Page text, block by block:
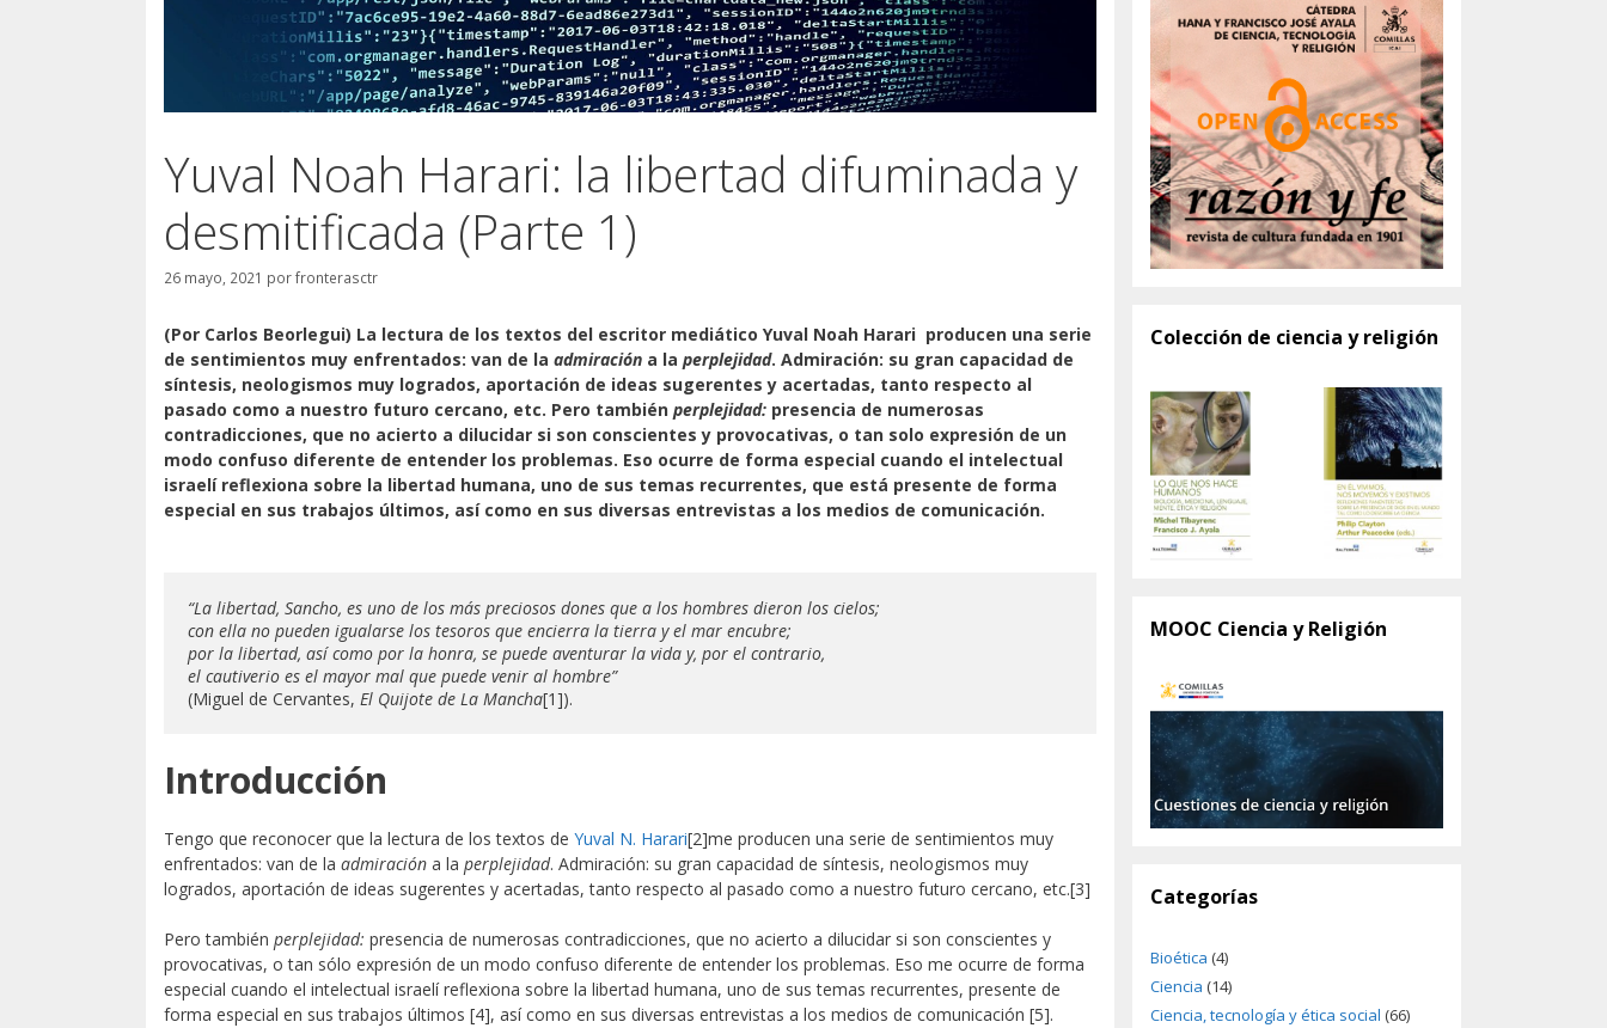
Yuval Noah Harari: la libertad difuminada y
desmitificada (Parte 1)
26 mayo, 2021 porfronterasctr
(Por Carlos Beorlegui) La lectura de los textos del escritor mediático Yuval Noah Harari producen una serie
de sentimientos muy enfrentados: van de la admiración a la perplejidad. Admiración: su gran capacidad de
síntesis, neologismos muy logrados, aportación de ideas sugerentes y acertadas, tanto respecto al
pasado como a nuestro futuro cercano, etc. Pero también perplejidad: presencia de numerosas
contradicciones, que no acierto a dilucidar si son conscientes y provocativas, o tan solo expresión de un
modo confuso diferente de entender los problemas. Eso ocurre de forma especial cuando el intelectual
israelí reflexiona sobre la libertad humana, uno de sus temas recurrentes, que está presente de forma
especial en sus trabajos últimos, así como en sus diversas entrevistas a los medios de comunicación.
“La libertad, Sancho, es uno de los más preciosos dones que a los hombres dieron los cielos;
con ella no pueden igualarse los tesoros que encierra la tierra y el mar encubre;
por la libertad, así como por la honra, se puede aventurar la vida y, por el contrario,
el cautiverio es el mayor mal que puede venir al hombre”
(Miguel de Cervantes, El Quijote de La Mancha[1]).
Introducción
Tengo que reconocer que la lectura de los textos de Yuval N. Harari[2]me producen una serie de sentimientos muy
enfrentados: van de la admiración a la perplejidad. Admiración: su gran capacidad de síntesis, neologismos muy
logrados, aportación de ideas sugerentes y acertadas, tanto respecto al pasado como a nuestro futuro cercano, etc.[3]
Pero también perplejidad: presencia de numerosas contradicciones, que no acierto a dilucidar si son conscientes y
provocativas, o tan sólo expresión de un modo confuso diferente de entender los problemas. Eso me ocurre de forma
especial cuando el intelectual israelí reflexiona sobre la libertad humana, uno de sus temas recurrentes, presente de
forma especial en sus trabajos últimos [4], así como en sus diversas entrevistas a los medios de comunicación [5].
Colección de ciencia y religión
MOOC Ciencia y Religión
Categorías
Bioética (4)
Ciencia (14)
Ciencia, tecnología y ética social (66)